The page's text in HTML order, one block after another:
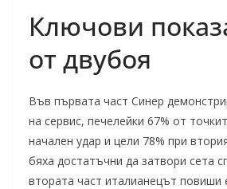
Ключови
от двубоя
Във първата част Синер
на сервис, печелейки 67% от
начален удар и цели 78% при
бяха достатъчни да затвори сета
втората част италианецът повиши